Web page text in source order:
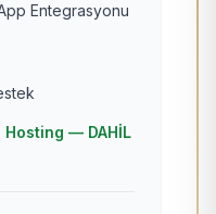
Entegrasyonu
Hosting — DAHİL